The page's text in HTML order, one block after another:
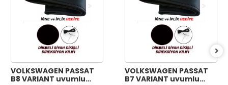
VOLKSWAGEN PASSAT
B8 VARIANT uyumlu
VOLKSWAGEN PASSAT
B7 VARIANT uyumlu